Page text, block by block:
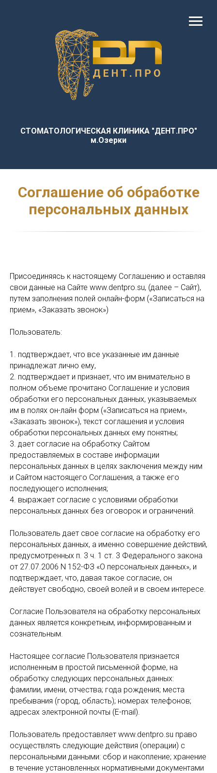
СТОМАТОЛОГИЧЕСКАЯ КЛИНИКА "ДЕНТ.ПРО"
м.Озерки
Соглашение об обработке
персональных данных
Присоединяясь к настоящему Соглашению и оставляя
свои данные на Сайте www.dentpro.su, (далее – Сайт),
путем заполнения полей онлайн-форм («Записаться на
прием», «Заказать звонок»)
Пользователь:
1. подтверждает, что все указанные им данные
принадлежат лично ему,
2. подтверждает и признает, что им внимательно в
полном объеме прочитано Соглашение и условия
обработки его персональных данных, указываемых
им в полях он-лайн форм («Записаться на прием»,
«Заказать звонок»), текст соглашения и условия
обработки персональных данных ему понятны;
3. дает согласие на обработку Сайтом
предоставляемых в составе информации
персональных данных в целях заключения между ним
и Сайтом настоящего Соглашения, а также его
последующего исполнения;
4. выражает согласие с условиями обработки
персональных данных без оговорок и ограничений.
Пользователь дает свое согласие на обработку его
персональных данных, а именно совершение действий,
предусмотренных п. 3 ч. 1 ст. 3 Федерального закона
от 27.07.2006 N 152-ФЗ «О персональных данных», и
подтверждает, что, давая такое согласие, он
действует свободно, своей волей и в своем интересе.
Согласие Пользователя на обработку персональных
данных является конкретным, информированным и
сознательным.
Настоящее согласие Пользователя признается
исполненным в простой письменной форме, на
обработку следующих персональных данных:
фамилии, имени, отчества; года рождения; места
пребывания (город, область); номерах телефонов;
адресах электронной почты (E-mail).
Пользователь предоставляет www.dentpro.su право
осуществлять следующие действия (операции) с
персональными данными: сбор и накопление; хранение
в течение установленных нормативными документами